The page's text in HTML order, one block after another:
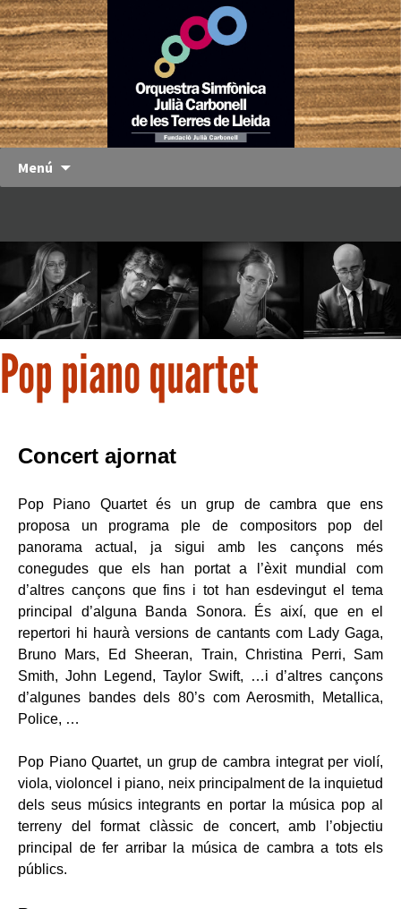
OJC
Orquestra
Simfònica
Julià
Carbonell
de les
Terres de
Lleida
Menú
Pop piano quartet
Concert ajornat
Pop Piano Quartet és un grup de cambra que ens
proposa un programa ple de compositors pop del
panorama actual, ja sigui amb les cançons més
conegudes que els han portat a l’èxit mundial com
d’altres cançons que fins i tot han esdevingut el tema
principal d’alguna Banda Sonora. És així, que en el
repertori hi haurà versions de cantants com Lady Gaga,
Bruno Mars, Ed Sheeran, Train, Christina Perri, Sam
Smith, John Legend, Taylor Swift, …i d’altres cançons
d’algunes bandes dels 80’s com Aerosmith, Metallica,
Police, …
Pop Piano Quartet, un grup de cambra integrat per violí,
viola, violoncel i piano, neix principalment de la inquietud
dels seus músics integrants en portar la música pop al
terreny del format clàssic de concert, amb l’objectiu
principal de fer arribar la música de cambra a tots els
públics.